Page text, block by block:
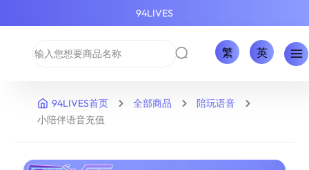
94LIVES
繁 英
94LIVES首页 全部商品
陪玩语音
小陪伴语音充值